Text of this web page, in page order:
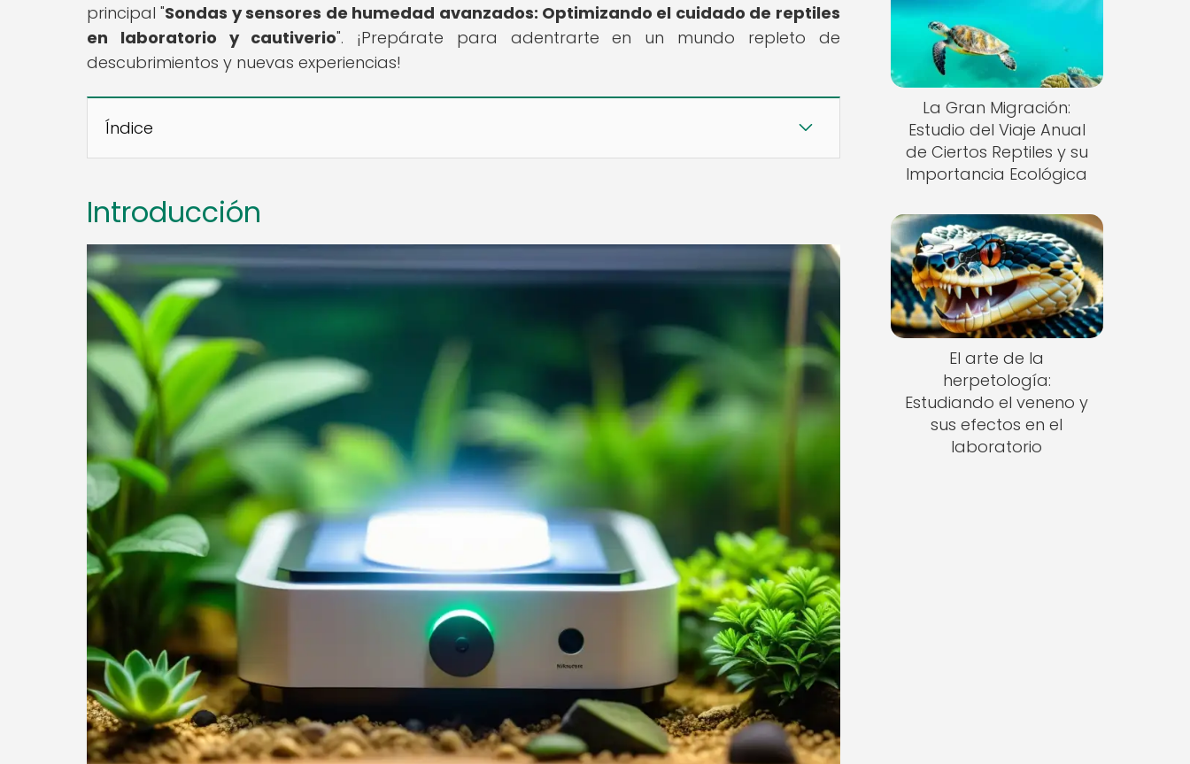
principal "Sondas y sensores de humedad avanzados: Optimizando el cuidado de reptiles
en laboratorio y cautiverio". ¡Prepárate para adentrarte en un mundo repleto de
descubrimientos y nuevas experiencias!
Índice
Introducción
La Gran Migración:
Estudio del Viaje Anual
de Ciertos Reptiles y su
Importancia Ecológica
El arte de la
herpetología:
Estudiando el veneno y
sus efectos en el
laboratorio